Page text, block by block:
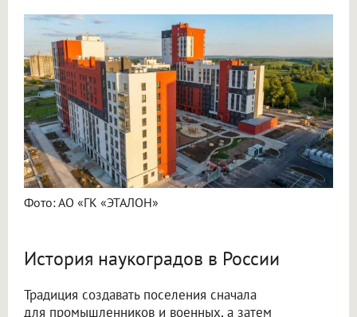
Фото: АО «ГК «ЭТАЛОН»
История наукоградов в России
Традиция создавать поселения сначала
для промышленников и военных, а затем